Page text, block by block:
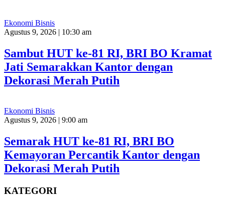
Ekonomi Bisnis
Agustus 9, 2026 | 10:30 am
Sambut HUT ke-81 RI, BRI BO Kramat
Jati Semarakkan Kantor dengan
Dekorasi Merah Putih
Ekonomi Bisnis
Agustus 9, 2026 | 9:00 am
Semarak HUT ke-81 RI, BRI BO
Kemayoran Percantik Kantor dengan
Dekorasi Merah Putih
KATEGORI